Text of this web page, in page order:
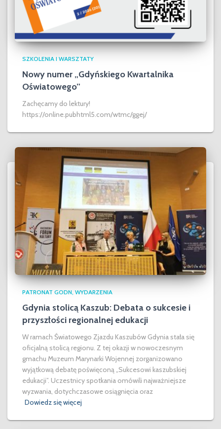
SZKOLENIA I WARSZTATY
Nowy numer „Gdyńskiego Kwartalnika
Oświatowego”
Zachęcamy do lektury!
https://online.pubhtml5.com/wtmc/ggej/
PATRONAT GODN WYDARZENIA
Gdynia stolicą Kaszub: Debata o sukcesie i
przyszłości regionalnej edukacji
W ramach Światowego Zjazdu Kaszubów Gdynia stała się
oficjalną stolicą regionu. Z tej okazji w nowoczesnym
gmachu Muzeum Marynarki Wojennej zorganizowano
wyjątkową debatę poświęconą „Sukcesowi kaszubskiej
edukacji”. Uczestnicy spotkania omówili najważniejsze
wyzwania, dotychczasowe osiągnięcia oraz
Dowiedz się więcej